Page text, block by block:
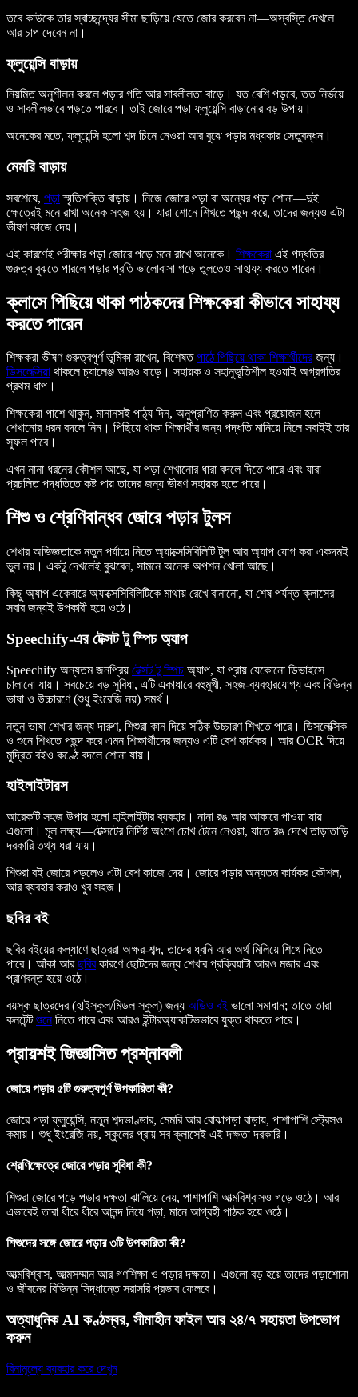
তবে কাউকে তার স্বাচ্ছন্দ্যের সীমা ছাড়িয়ে যেতে জোর করবেন না—অস্বস্তি দেখলে
আর চাপ দেবেন না।
ফ্লুয়েন্সি বাড়ায়
নিয়মিত অনুশীলন করলে পড়ার গতি আর সাবলীলতা বাড়ে। যত বেশি পড়বে, তত নির্ভয়ে
ও সাবলীলভাবে পড়তে পারবে। তাই জোরে পড়া ফ্লুয়েন্সি বাড়ানোর বড় উপায়।
অনেকের মতে, ফ্লুয়েন্সি হলো শব্দ চিনে নেওয়া আর বুঝে পড়ার মধ্যকার সেতুবন্ধন।
মেমরি বাড়ায়
সবশেষে, পড়াস্মৃতিশক্তি বাড়ায়। নিজে জোরে পড়া বা অন্যের পড়া শোনা—দুই
ক্ষেত্রেই মনে রাখা অনেক সহজ হয়। যারা শোনে শিখতে পছন্দ করে, তাদের জন্যও এটা
ভীষণ কাজে দেয়।
এই কারণেই পরীক্ষার পড়া জোরে পড়ে মনে রাখে অনেকে। শিক্ষকেরা এই পদ্ধতির
গুরুত্ব বুঝতে পারলে পড়ার প্রতি ভালোবাসা গড়ে তুলতেও সাহায্য করতে পারেন।
ক্লাসে পিছিয়ে থাকা পাঠকদের শিক্ষকেরা কীভাবে সাহায্য
করতে পারেন
শিক্ষকরা ভীষণ গুরুত্বপূর্ণ ভূমিকা রাখেন, বিশেষতপাঠে পিছিয়ে থাকা শিক্ষার্থীদেরজন্য।
ডিসলেক্সিয়া থাকলে চ্যালেঞ্জ আরও বাড়ে। সহায়ক ও সহানুভূতিশীল হওয়াই অগ্রগতির
প্রথম ধাপ।
শিক্ষকেরা পাশে থাকুন, মানানসই পাঠ্য দিন, অনুপ্রাণিত করুন এবং প্রয়োজন হলে
শেখানোর ধরন বদলে নিন। পিছিয়ে থাকা শিক্ষার্থীর জন্য পদ্ধতি মানিয়ে নিলে সবাইই তার
সুফল পাবে।
এখন নানা ধরনের কৌশল আছে, যা পড়া শেখানোর ধারা বদলে দিতে পারে এবং যারা
প্রচলিত পদ্ধতিতে কষ্ট পায় তাদের জন্য ভীষণ সহায়ক হতে পারে।
শিশু ও শ্রেণিবান্ধব জোরে পড়ার টুলস
শেখার অভিজ্ঞতাকে নতুন পর্যায়ে নিতে অ্যাক্সেসিবিলিটি টুল আর অ্যাপ যোগ করা একদমই
ভুল নয়। একটু দেখলেই বুঝবেন, সামনে অনেক অপশন খোলা আছে।
কিছু অ্যাপ একেবারে অ্যাক্সেসিবিলিটিকে মাথায় রেখে বানানো, যা শেষ পর্যন্ত ক্লাসের
সবার জন্যই উপকারী হয়ে ওঠে।
Speechify-এর টেক্সট টু স্পিচ অ্যাপ
Speechify অন্যতম জনপ্রিয় টেক্সট টু স্পিচ অ্যাপ, যা প্রায় যেকোনো ডিভাইসে
চালানো যায়। সবচেয়ে বড় সুবিধা, এটি একাধারে বহুমুখী, সহজ-ব্যবহারযোগ্য এবং বিভিন্ন
ভাষা ও উচ্চারণে (শুধু ইংরেজি নয়) সমর্থ।
নতুন ভাষা শেখার জন্য দারুণ, শিশুরা কান দিয়ে সঠিক উচ্চারণ শিখতে পারে। ডিসলেক্সিক
ও শুনে শিখতে পছন্দ করে এমন শিক্ষার্থীদের জন্যও এটি বেশ কার্যকর। আর OCR দিয়ে
মুদ্রিত বইও কণ্ঠে বদলে শোনা যায়।
হাইলাইটারস
আরেকটি সহজ উপায় হলো হাইলাইটার ব্যবহার। নানা রঙ আর আকারে পাওয়া যায়
এগুলো। মূল লক্ষ্য—টেক্সটের নির্দিষ্ট অংশে চোখ টেনে নেওয়া, যাতে রঙ দেখে তাড়াতাড়ি
দরকারি তথ্য ধরা যায়।
শিশুরা বই জোরে পড়লেও এটা বেশ কাজে দেয়। জোরে পড়ার অন্যতম কার্যকর কৌশল,
আর ব্যবহার করাও খুব সহজ।
ছবির বই
ছবির বইয়ের কল্যাণে ছাত্ররা অক্ষর-শব্দ, তাদের ধ্বনি আর অর্থ মিলিয়ে শিখে নিতে
পারে। আঁকা আরছবিরকারণে ছোটদের জন্য শেখার প্রক্রিয়াটা আরও মজার এবং
প্রাণবন্ত হয়ে ওঠে।
বয়স্ক ছাত্রদের (হাইস্কুল/মিডল স্কুল) জন্য অডিও বই ভালো সমাধান; তাতে তারা
কনটেন্টশুনেনিতে পারে এবং আরও ইন্টারঅ্যাকটিভভাবে যুক্ত থাকতে পারে।
প্রায়শই জিজ্ঞাসিত প্রশ্নাবলী
জোরে পড়ার ৫টি গুরুত্বপূর্ণ উপকারিতা কী?
জোরে পড়া ফ্লুয়েন্সি, নতুন শব্দভাণ্ডার, মেমরি আর বোঝাপড়া বাড়ায়, পাশাপাশি স্ট্রেসও
কমায়। শুধু ইংরেজি নয়, স্কুলের প্রায় সব ক্লাসেই এই দক্ষতা দরকারি।
শ্রেণিক্ষেত্রে জোরে পড়ার সুবিধা কী?
শিশুরা জোরে পড়ে পড়ার দক্ষতা ঝালিয়ে নেয়, পাশাপাশি আত্মবিশ্বাসও গড়ে ওঠে। আর
এভাবেই তারা ধীরে ধীরে আনন্দ নিয়ে পড়া, মানে আগ্রহী পাঠক হয়ে ওঠে।
শিশুদের সঙ্গে জোরে পড়ার ৩টি উপকারিতা কী?
আত্মবিশ্বাস, আত্মসম্মান আর গণশিক্ষা ও পড়ার দক্ষতা। এগুলো বড় হয়ে তাদের পড়াশোনা
ও জীবনের বিভিন্ন সিদ্ধান্তে সরাসরি প্রভাব ফেলবে।
অত্যাধুনিক AI কণ্ঠস্বর, সীমাহীন ফাইল আর ২৪/৭ সহায়তা উপভোগ
করুন
বিনামূল্যে ব্যবহার করে দেখুন